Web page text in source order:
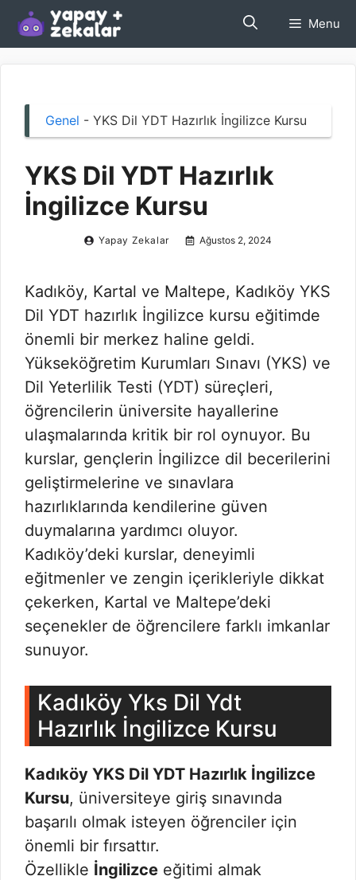
İçeriğe
atla
Menu
Genel - YKS Dil YDT Hazırlık İngilizce Kursu
YKS Dil YDT Hazırlık
İngilizce Kursu
Yapay Zekalar Ağustos 2, 2024
Kadıköy, Kartal ve Maltepe, Kadıköy YKS
Dil YDT hazırlık İngilizce kursu eğitimde
önemli bir merkez haline geldi.
Yükseköğretim Kurumları Sınavı (YKS) ve
Dil Yeterlilik Testi (YDT) süreçleri,
öğrencilerin üniversite hayallerine
ulaşmalarında kritik bir rol oynuyor. Bu
kurslar, gençlerin İngilizce dil becerilerini
geliştirmelerine ve sınavlara
hazırlıklarında kendilerine güven
duymalarına yardımcı oluyor.
Kadıköy’deki kurslar, deneyimli
eğitmenler ve zengin içerikleriyle dikkat
çekerken, Kartal ve Maltepe’deki
seçenekler de öğrencilere farklı imkanlar
sunuyor.
Kadıköy Yks Dil Ydt
Hazırlık İngilizce Kursu
Kadıköy YKS Dil YDT Hazırlık İngilizce
Kursu, üniversiteye giriş sınavında
başarılı olmak isteyen öğrenciler için
önemli bir fırsattır.
Özellikle İngilizce eğitimi almak